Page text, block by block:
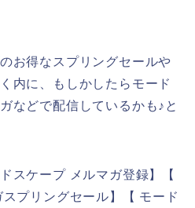
お得なスプリングセールや
内に、もしかしたらモード
などで配信しているかも♪と
スケープ メルマガ登録】【
プリングセール】【 モード